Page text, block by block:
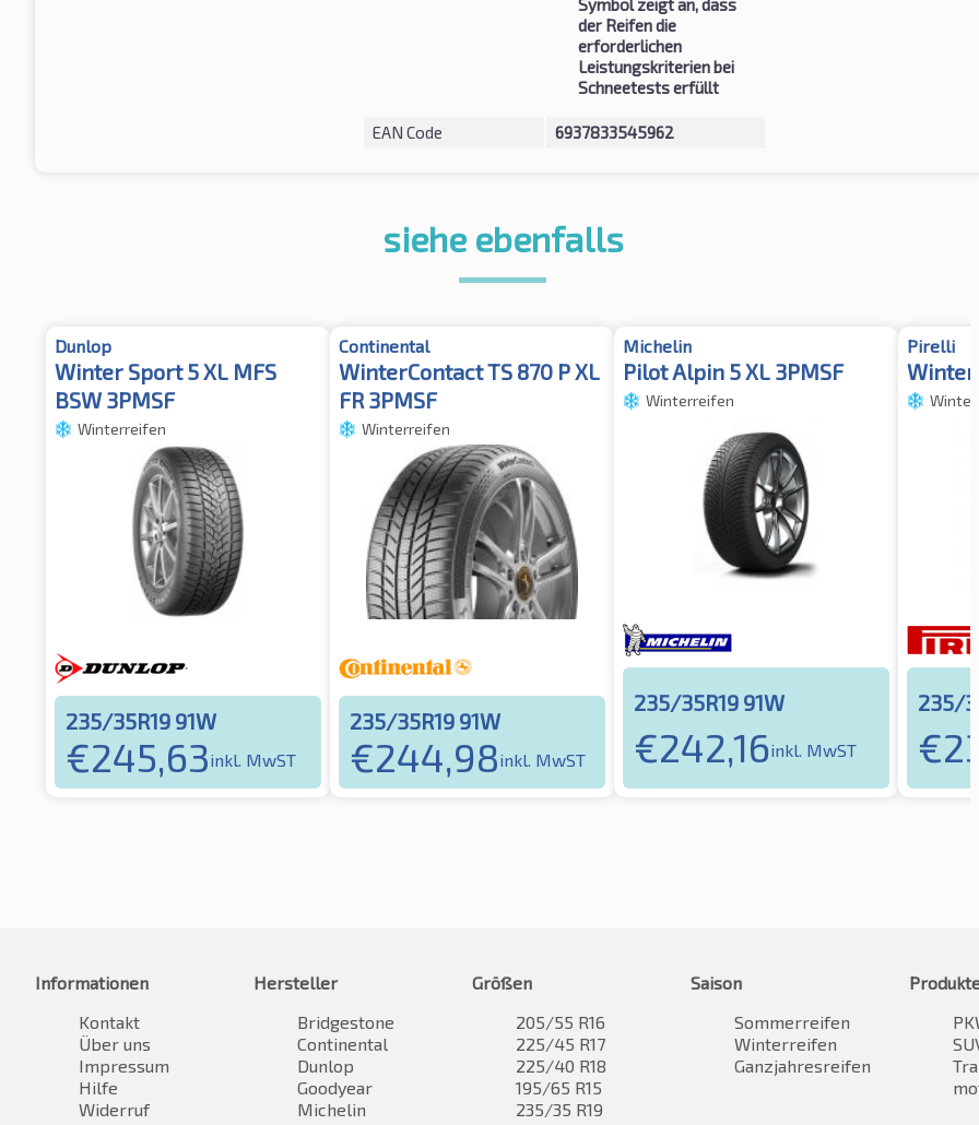
Symbol zeigt an, dass
der Reifen die
erforderlichen
Leistungskriterien bei
Schneetests erfüllt
EAN Code 6937833545962
siehe ebenfalls
Dunlop
Winter Sport 5 XL MFS
BSW 3PMSF
Winterreifen
235/35R19 91W
€245,63inkl. MwST
Continental
WinterContact TS 870 P XL
FR 3PMSF
Winterreifen
235/35R19 91W
€244,98inkl. MwST
Michelin
Pilot Alpin 5 XL 3PMSF
Winterreifen
235/35R19 91W
€242,16inkl. MwST
Pirelli
Winter
235/
€
Informationen
Kontakt
Über uns
Impressum
Hilfe
Widerruf
Hersteller
Bridgestone
Continental
Dunlop
Goodyear
Michelin
Größen
205/55 R16
225/45 R17
225/40 R18
195/65 R15
235/35 R19
Saison
Sommerreifen
Winterreifen
Ganzjahresreifen